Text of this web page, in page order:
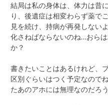
結局は私の身体は、体力は昔
り、後遺症は相変わらず薬で
見を続け、持病が再発しない
化さねばならないのね…おら
か？
書きたいことはあるけれど、
区別ぐらいはつく予定なので
たあのアホには無理なのだろ